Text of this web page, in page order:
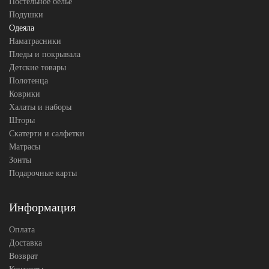
Подушки
Одеяла
Наматрасники
Пледы и покрывала
Детские товары
Полотенца
Коврики
Халаты и наборы
Шторы
Скатерти и салфетки
Матрасы
Зонты
Подарочные карты
Информация
Оплата
Доставка
Возврат